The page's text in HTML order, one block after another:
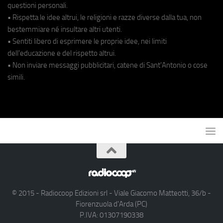
questioni personali.
• Rispetta le idee altrui, le religioni e razze diverse dalla tua, non
bestemmiare né insultare altri utenti.
• Sentiti libero di esprimere le proprie idee, nei limiti
dell'educazione e del rispetto altrui.
• Non inviare messaggi pubblicitari, catene di Sant'Antonio o cose
simili.
© 2015 - Radiocoop Edizioni srl - Viale Giacomo Matteotti, 36/b -
Fiorenzuola d'Arda (PC)
P.IVA: 01307190338